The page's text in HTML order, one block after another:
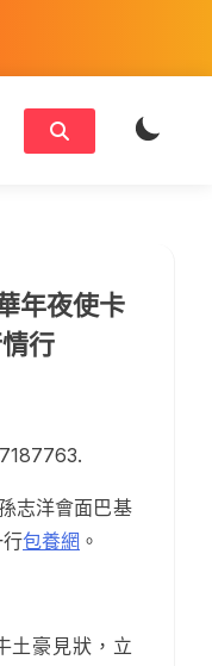
年夜使卡
行
志洋會面巴基
包養網 。
豪見狀，立